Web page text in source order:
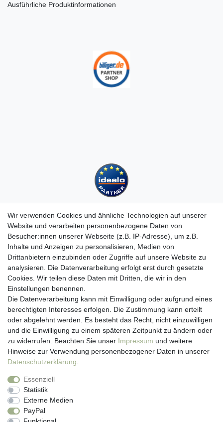
Ausführliche Produktinformationen
Kundenservice
Hotline: 07452 - 847 162 0
Kontakt
Anmelden
Registrieren
Newsletter
Versand & Lieferung
Zahlungsarten
viasalutis
Mehr zu viasalutis
Beratungscenter Haut
News
Beliebte Produkte (Top 20)
Wir verwenden Cookies und ähnliche Technologien auf unserer
Website und verarbeiten personenbezogene Daten von
Besucher:innen unserer Webseite (z.B. IP-Adresse), um z.B.
Inhalte und Anzeigen zu personalisieren, Medien von
Drittanbietern einzubinden oder Zugriffe auf unsere Website zu
analysieren. Die Datenverarbeitung erfolgt erst durch gesetzte
Cookies. Wir teilen diese Daten mit Dritten, die wir in den
Einstellungen benennen.
Die Datenverarbeitung kann mit Einwilligung oder aufgrund eines
berechtigten Interesses erfolgen. Die Zustimmung kann erteilt
oder abgelehnt werden. Es besteht das Recht, nicht einzuwilligen
und die Einwilligung zu einem späteren Zeitpunkt zu ändern oder
zu widerrufen. Beachten Sie unser Impressum und weitere
Hinweise zur Verwendung personenbezogener Daten in unserer
Daten­schutz­erklärung
Essenziell
Statistik
Externe Medien
PayPal